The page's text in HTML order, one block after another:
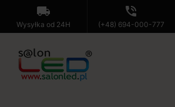
local_shipping
Wysyłka od 24H
phone_in_talk
(+48) 694-000-777